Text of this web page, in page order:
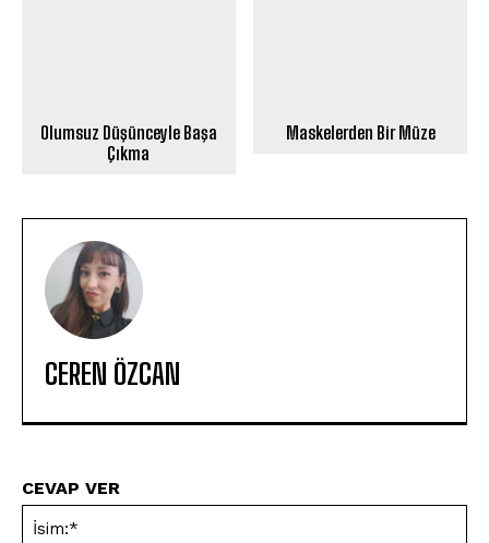
Olumsuz Düşünceyle Başa
Çıkma
Maskelerden Bir Müze
CEREN ÖZCAN
CEVAP VER